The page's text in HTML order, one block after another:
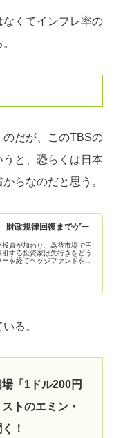
くてインフレ率の
のだが、このTBSの
と、恐らくは日本
らなのだと思う。
財政規律回復までゲー
資が加わり、為替市場で円
する投資家は先行きをどう
を経てヘッジファンドを立
る。
「1ドル200円
トのエミン・
！